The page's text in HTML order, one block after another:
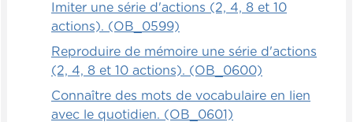
Imiter une série d'actions (2, 4, 8 et 10
actions). (OB_0599)
Reproduire de mémoire une série d'actions
(2, 4, 8 et 10 actions). (OB_0600)
Connaître des mots de vocabulaire en lien
avec le quotidien. (OB_0601)